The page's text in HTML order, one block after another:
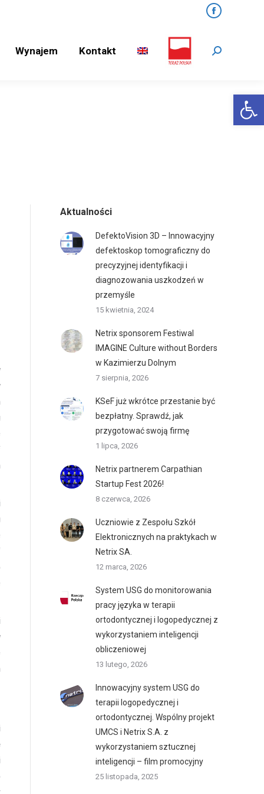
Facebook
Wynajem Kontakt Search:
Aktualności
DefektoVision 3D – Innowacyjny
defektoskop tomograficzny do
precyzyjnej identyfikacji i
diagnozowania uszkodzeń w
przemyśle
15 kwietnia, 2024
Netrix sponsorem Festiwal
IMAGINE Culture without Borders
w Kazimierzu Dolnym
7 sierpnia, 2026
KSeF już wkrótce przestanie być
bezpłatny. Sprawdź, jak
przygotować swoją firmę
1 lipca, 2026
Netrix partnerem Carpathian
Startup Fest 2026!
8 czerwca, 2026
Uczniowie z Zespołu Szkół
Elektronicznych na praktykach w
Netrix SA.
12 marca, 2026
System USG do monitorowania
pracy języka w terapii
ortodontycznej i logopedycznej z
wykorzystaniem inteligencji
obliczeniowej
13 lutego, 2026
Innowacyjny system USG do
terapii logopedycznej i
ortodontycznej. Wspólny projekt
UMCS i Netrix S.A. z
wykorzystaniem sztucznej
inteligencji – film promocyjny
25 listopada, 2025
Search: